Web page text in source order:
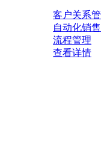
客户关系
自动化销
流程管理
查看详情